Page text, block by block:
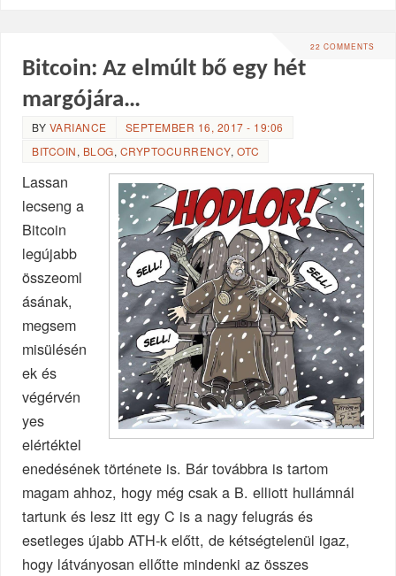
22 COMMENTS
Bitcoin: Az elmúlt bő egy hét
margójára…
BY VARIANCE
SEPTEMBER 16, 2017 - 19:06
BITCOIN, BLOG, CRYPTOCURRENCY, OTC
Lassan
lecseng a
Bitcoin
legújabb
összeoml
ásának,
megsem
misülésén
ek és
végérvén
yes
elértéktel
enedésének története is. Bár továbbra is tartom
magam ahhoz, hogy még csak a B. elliott hullámnál
tartunk és lesz itt egy C is a nagy felugrás és
esetleges újabb ATH-k előtt, de kétségtelenül igaz,
hogy látványosan ellőtte mindenki az összes